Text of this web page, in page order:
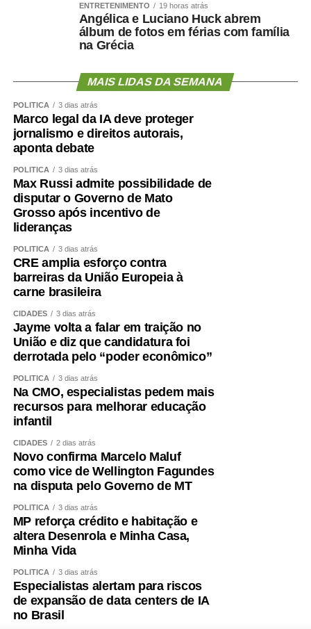
ENTRETENIMENTO 19 horas atrás
Angélica e Luciano Huck abrem
álbum de fotos em férias com família
na Grécia
MAIS LIDAS DA SEMANA
POLÍTICA 3 dias atrás
Marco legal da IA deve proteger
jornalismo e direitos autorais,
aponta debate
POLÍTICA 3 dias atrás
Max Russi admite possibilidade de
disputar o Governo de Mato
Grosso após incentivo de
lideranças
POLÍTICA 3 dias atrás
CRE amplia esforço contra
barreiras da União Europeia à
carne brasileira
CIDADES 3 dias atrás
Jayme volta a falar em traição no
União e diz que candidatura foi
derrotada pelo “poder econômico”
POLÍTICA 3 dias atrás
Na CMO, especialistas pedem mais
recursos para melhorar educação
infantil
CIDADES 2 dias atrás
Novo confirma Marcelo Maluf
como vice de Wellington Fagundes
na disputa pelo Governo de MT
POLÍTICA 3 dias atrás
MP reforça crédito e habitação e
altera Desenrola e Minha Casa,
Minha Vida
POLÍTICA 3 dias atrás
Especialistas alertam para riscos
de expansão de data centers de IA
no Brasil